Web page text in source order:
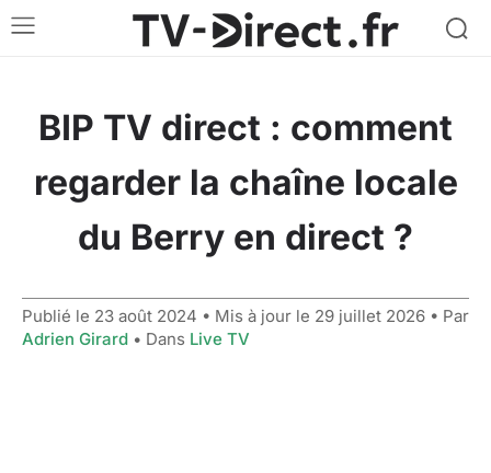
BIP TV direct : comment
regarder la chaîne locale
du Berry en direct ?
Publié le 23 août 2024 • Mis à jour le 29 juillet 2026 • Par
Adrien Girard • Dans Live TV